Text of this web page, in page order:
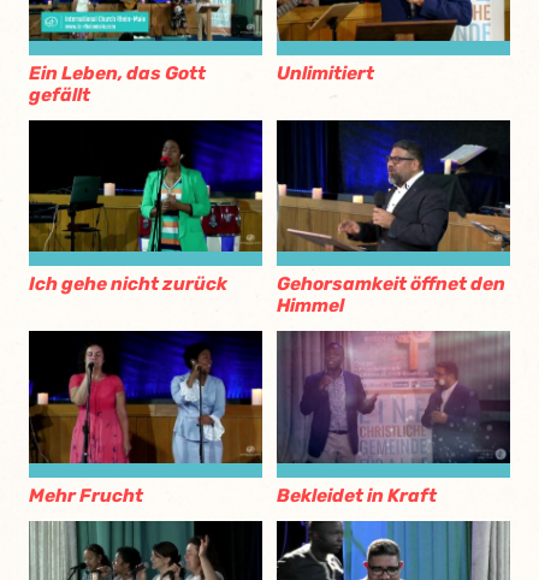
Ein Leben, das Gott
gefällt
Unlimitiert
Ich gehe nicht zurück
Gehorsamkeit öffnet den
Himmel
Mehr Frucht Bekleidet in Kraft